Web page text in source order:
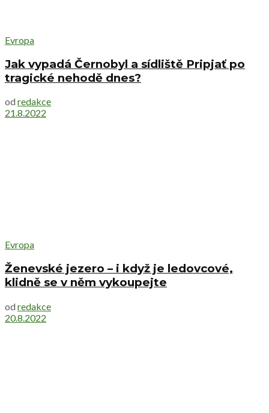
Evropa
Jak vypadá Černobyl a sídliště Pripjať po
tragické nehodě dnes?
od redakce
21.8.2022
Evropa
Ženevské jezero – i když je ledovcové,
klidně se v něm vykoupejte
od redakce
20.8.2022